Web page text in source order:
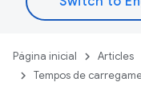
Página inicial Articles
Tempos de